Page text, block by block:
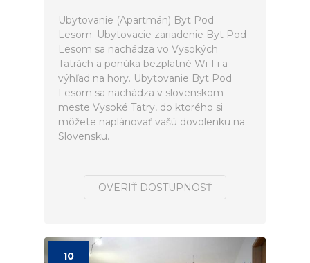
Ubytovanie (Apartmán) Byt Pod
Lesom. Ubytovacie zariadenie Byt Pod
Lesom sa nachádza vo Vysokých
Tatrách a ponúka bezplatné Wi-Fi a
výhľad na hory. Ubytovanie Byt Pod
Lesom sa nachádza v slovenskom
meste Vysoké Tatry, do ktorého si
môžete naplánovať vašú dovolenku na
Slovensku.
OVERIŤ DOSTUPNOSŤ
10